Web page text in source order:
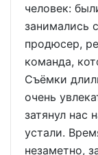
человек:
занимались
продюсер,
команда,
Съёмки
очень
затянул нас
устали.
незаметно,